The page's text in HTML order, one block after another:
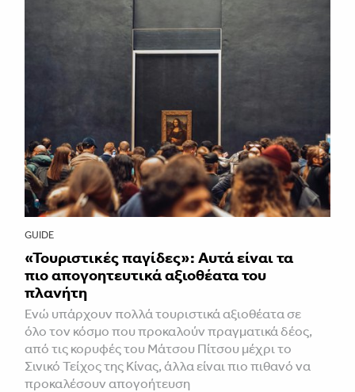
GUIDE
«Τουριστικές παγίδες»: Αυτά είναι τα
πιο απογοητευτικά αξιοθέατα του
πλανήτη
Ενώ υπάρχουν πολλά τουριστικά αξιοθέατα σε
όλο τον κόσμο που προκαλούν πραγματικά δέος,
από τις κορυφές του Μάτσου Πίτσου μέχρι το
Σινικό Τείχος της Κίνας, άλλα είναι πιο πιθανό να
προκαλέσουν απογοήτευση